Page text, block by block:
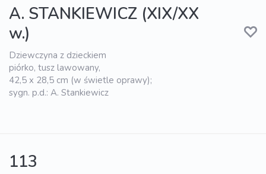
A. STANKIEWICZ (XIX/XX
w.)
Dziewczyna z dzieckiem
piórko, tusz lawowany,
42,5 x 28,5 cm (w świetle oprawy);
sygn. p.d.: A. Stankiewicz
113